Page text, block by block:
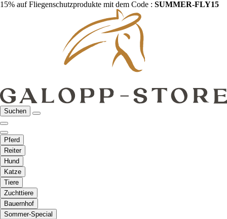
15% auf Fliegenschutzprodukte mit dem Code : SUMMER-FLY15
Suchen
Pferd
Reiter
Hund
Katze
Tiere
Zuchttiere
Bauernhof
Sommer-Special